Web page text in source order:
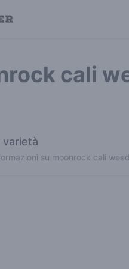
cali
varietà
su moonrock cali weed